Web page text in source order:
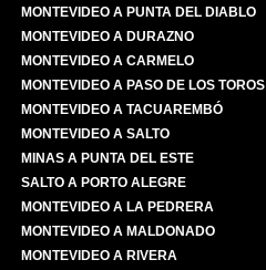
MONTEVIDEO A PUNTA DEL DIABLO
MONTEVIDEO A DURAZNO
MONTEVIDEO A CARMELO
MONTEVIDEO A PASO DE LOS TOROS
MONTEVIDEO A TACUAREMBÓ
MONTEVIDEO A SALTO
MINAS A PUNTA DEL ESTE
SALTO A PORTO ALEGRE
MONTEVIDEO A LA PEDRERA
MONTEVIDEO A MALDONADO
MONTEVIDEO A RIVERA